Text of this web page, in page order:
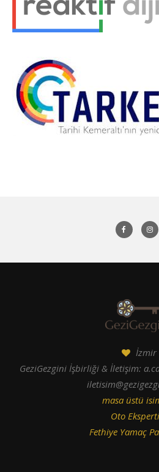
İzmir
GeziGezgini İşbirliği & İletişim:
masa üstü
Oto
Fethiye Yamaç